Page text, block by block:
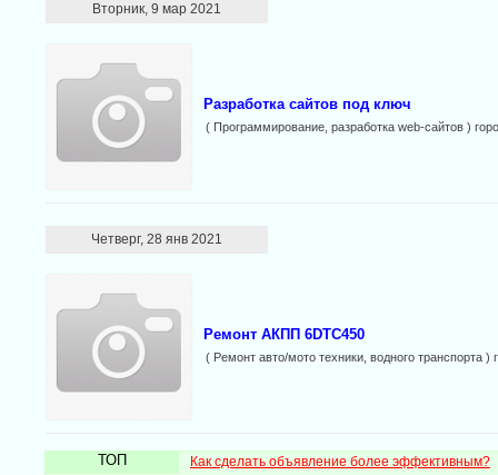
Вторник, 9 мар 2021
Разработка сайтов под ключ
( Программирование, разработка web-сайтов )
Четверг, 28 янв 2021
Ремонт АКПП 6DTC450
( Ремонт авто/мото техники, водного транспорта )
ТОП Как сделать объявление более эффективным?